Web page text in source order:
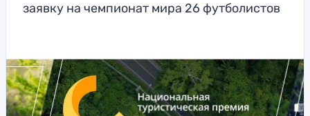
заявку на чемпионат мира 26 футболистов